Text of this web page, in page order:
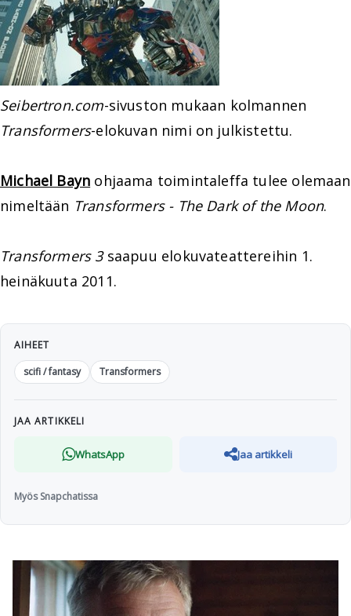
Seibertron.com-sivuston mukaan kolmannen
Transformers-elokuvan nimi on julkistettu.
Michael Bayn ohjaama toimintaleffa tulee olemaan
nimeltään Transformers - The Dark of the Moon.
Transformers 3saapuu elokuvateattereihin 1.
heinäkuuta 2011.
AIHEET
scifi / fantasy
Transformers
JAA ARTIKKELI
WhatsApp Jaa artikkeli
Myös Snapchatissa